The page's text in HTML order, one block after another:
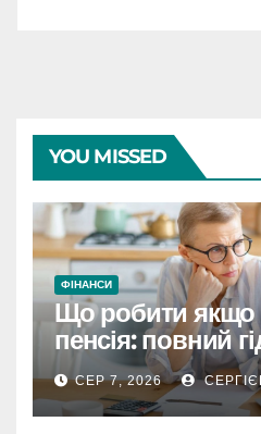
YOU MISSED
ФІНАНСИ
Що робити якщо
пенсія: повний
роціСЕР 7, 2026